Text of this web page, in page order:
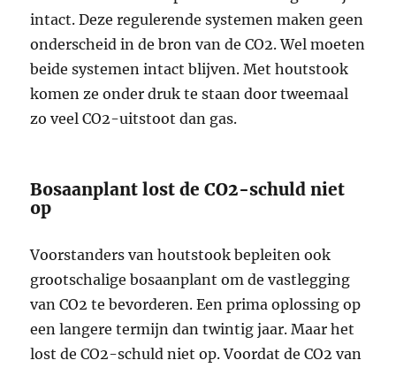
intact. Deze regulerende systemen maken geen
onderscheid in de bron van de CO2. Wel moeten
beide systemen intact blijven. Met houtstook
komen ze onder druk te staan door tweemaal
zo veel CO2-uitstoot dan gas.
Bosaanplant lost de CO2-schuld niet
op
Voorstanders van houtstook bepleiten ook
grootschalige bosaanplant om de vastlegging
van CO2 te bevorderen. Een prima oplossing op
een langere termijn dan twintig jaar. Maar het
lost de CO2-schuld niet op. Voordat de CO2 van